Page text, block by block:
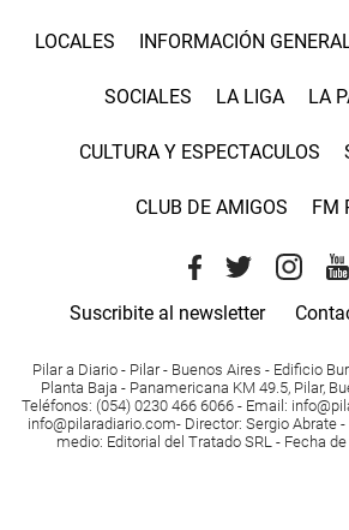
LOCALES INFORMACIÓN
SOCIALES LA LIGA LA
CULTURA Y ESPECTACULOS
CLUB DE AMIGOS FM
Suscribite al newsletter
Pilar a Diario - Pilar - Buenos Aires - Edificio
Planta Baja - Panamericana KM 49.5, Pilar,
Teléfonos: (054) 0230 466 6066 - Email :
info@pilaradiario.com- Director: Sergio Abrate -
medio: Editorial del Tratado SRL - Fecha